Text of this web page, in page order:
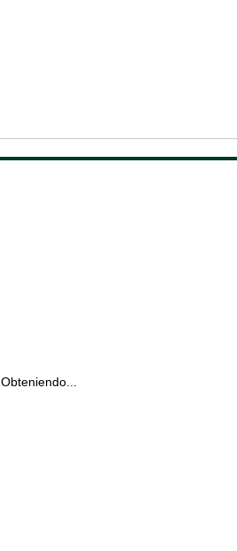
Obteniendo...